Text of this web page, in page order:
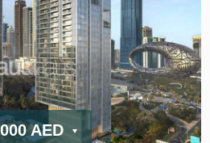
AED